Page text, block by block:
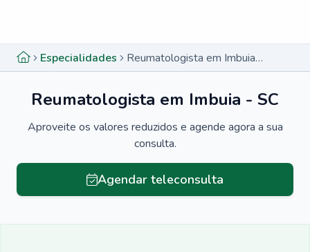
Especialidades Reumatologista em Imbuia - SC
Reumatologista em Imbuia - SC
Aproveite os valores reduzidos e agende agora a sua
consulta.
Agendar teleconsulta